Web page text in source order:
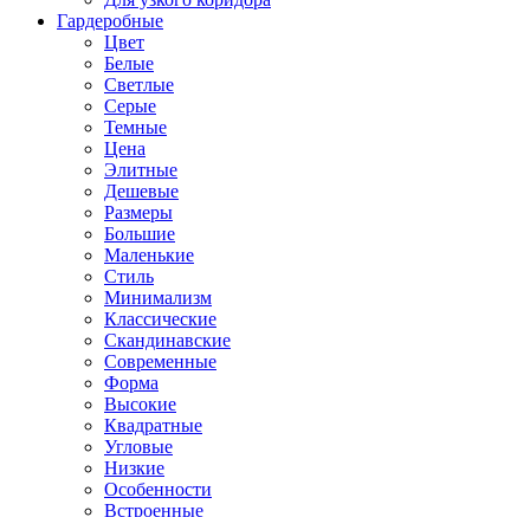
Гардеробные
Цвет
Белые
Светлые
Серые
Темные
Цена
Элитные
Дешевые
Размеры
Большие
Маленькие
Стиль
Минимализм
Классические
Скандинавские
Современные
Форма
Высокие
Квадратные
Угловые
Низкие
Особенности
Встроенные